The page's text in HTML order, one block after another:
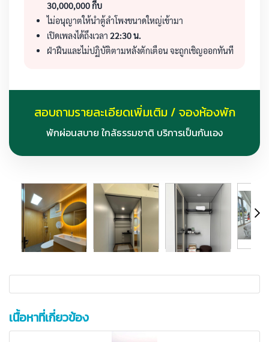
30,000,000 กีบ
ไม่อนุญาตให้นำตู้ลำโพงขนาดใหญ่เข้ามา
เปิดเพลงได้ถึงเวลา 22:30 น.
ฝ่าฝืนและไม่ปฏิบัติตามหลังตักเตือน จะถูกเชิญออกทันที
สอบถามรายละเอียดเพิ่มเติม / จองห้องพัก
พักผ่อนสบาย ใกล้ธรรมชาติ บริการเป็นกันเอง
เนื้อหาที่เกี่ยวข้อง